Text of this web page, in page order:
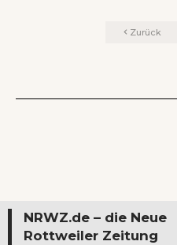
Zurück
NRWZ.de – die Neue
Rottweiler Zeitung